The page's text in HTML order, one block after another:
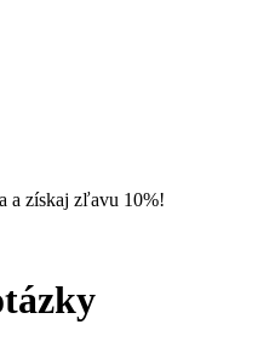
a získaj zľavu 10%!